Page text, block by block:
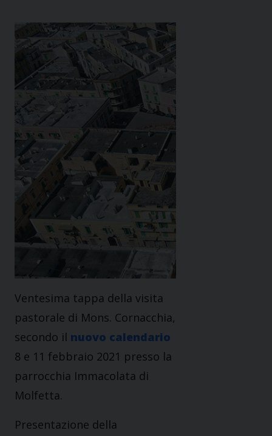
Ventesima tappa della visita
pastorale di Mons. Cornacchia,
secondo il nuovo calendario
8 e 11 febbraio 2021 presso la
parrocchia Immacolata di
Molfetta.
Presentazione della